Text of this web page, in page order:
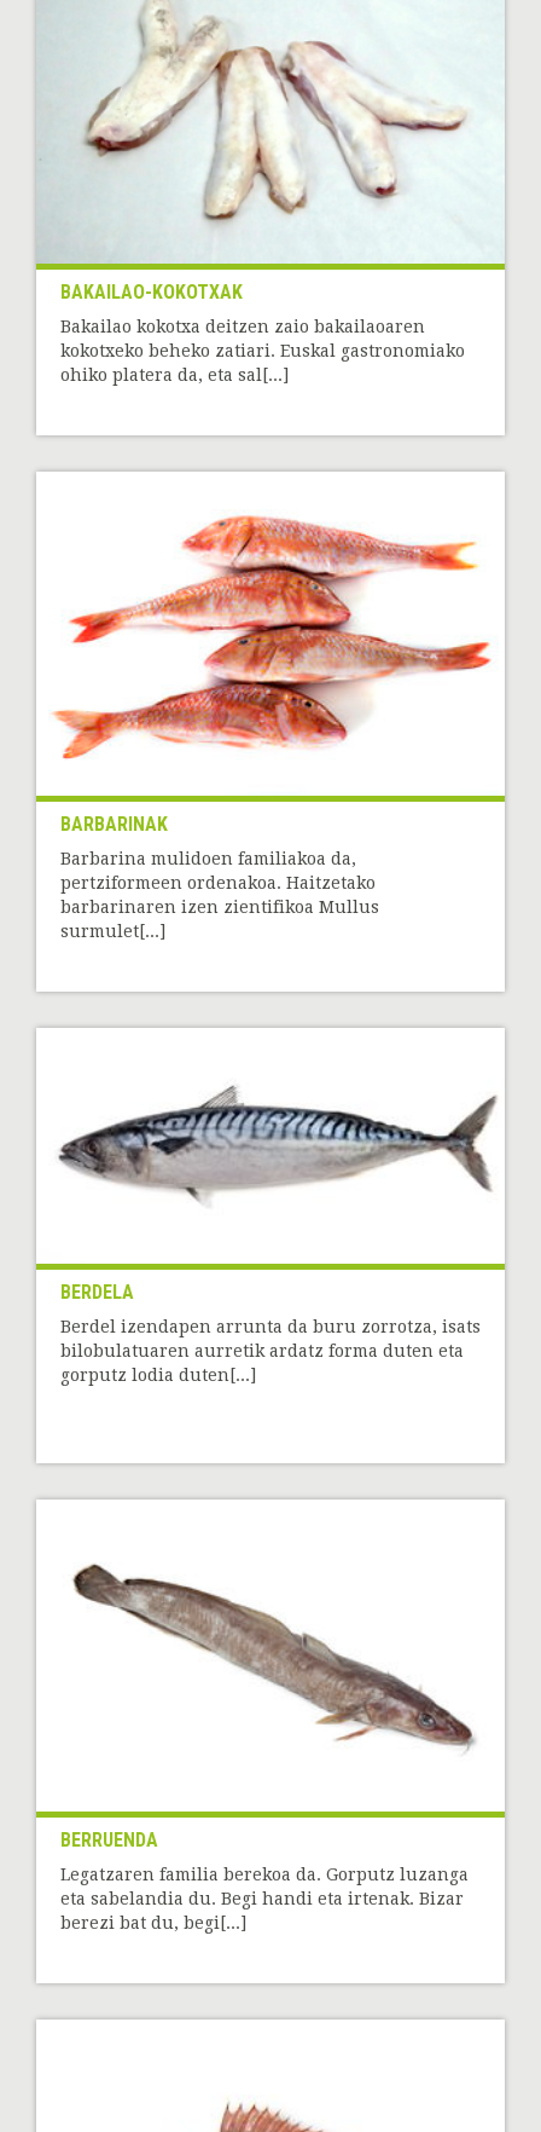
BAKAILAO-KOKOTXAK
Bakailao kokotxa deitzen zaio bakailaoaren
kokotxeko beheko zatiari. Euskal gastronomiako
ohiko platera da, eta sal[...]
BARBARINAK
Barbarina mulidoen familiakoa da,
pertziformeen ordenakoa. Haitzetako
barbarinaren izen zientifikoa Mullus
surmulet[...]
BERDELA
Berdel izendapen arrunta da buru zorrotza, isats
bilobulatuaren aurretik ardatz forma duten eta
gorputz lodia duten[...]
BERRUENDA
Legatzaren familia berekoa da. Gorputz luzanga
eta sabelandia du. Begi handi eta irtenak. Bizar
berezi bat du, begi[...]